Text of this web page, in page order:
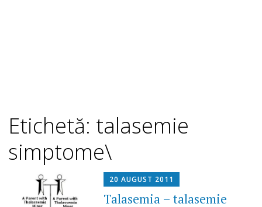
Etichetă: talasemie
simptome\
20 AUGUST 2011
Talasemia – talasemie